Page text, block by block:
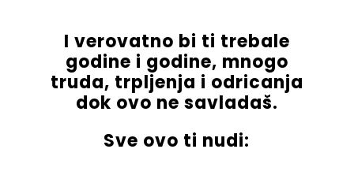
I verovatno bi ti trebale
godine i godine, mnogo
truda, trpljenja i odricanja
dok ovo ne savladaš.
Sve ovo ti nudi: